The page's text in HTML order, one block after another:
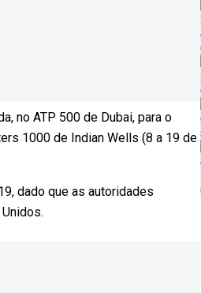
no ATP 500 de Dubai, para o
1000 de Indian Wells (8 a 19 de
dado que as autoridades